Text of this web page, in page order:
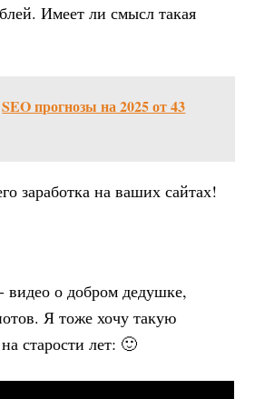
Имеет ли смысл такая
SEO прогнозы на 2025 от 43
заработка на ваших сайтах!
видео о добром дедушке,
Я тоже хочу такую
старости лет: 🙂